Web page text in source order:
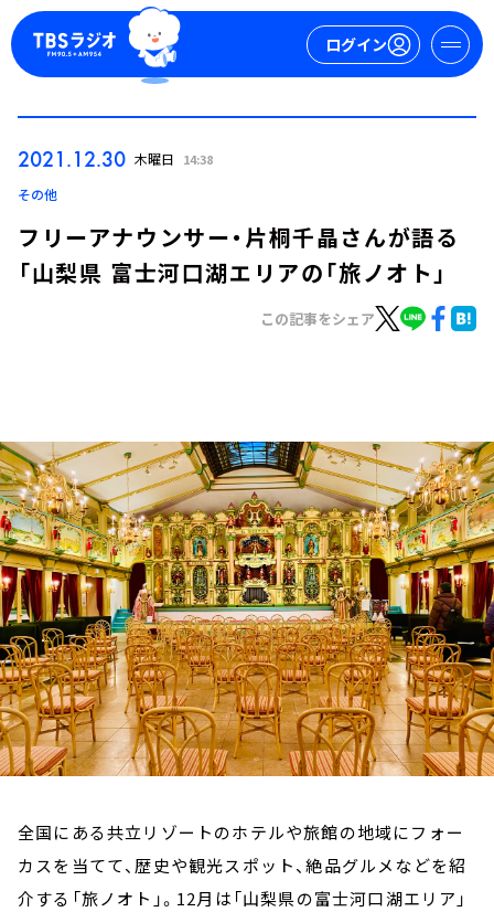
ログイン
トピックス
TBS Podcast
お知らせ
イベント・グッズ
YouTube
会社情報
2021.12.30 木曜日 14:38
その他
フリーアナウンサー・片桐千晶さんが語る
「山梨県 富士河口湖エリアの「旅ノオト」
この記事をシェア
全国にある共立リゾートのホテルや旅館の地域にフォー
カスを当てて、歴史や観光スポット、絶品グルメなどを紹
介する「旅ノオト」。12月は「山梨県の富士河口湖エリア」